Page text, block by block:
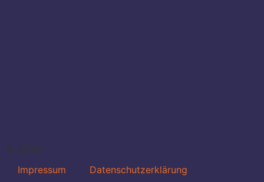
© 2026
Impressum
Datenschutzerklärung